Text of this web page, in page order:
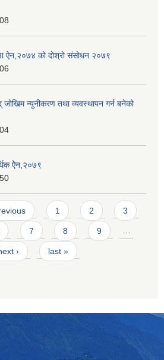
ऐन,२०७४ को दोश्रो संसोधन २०७९
जोखिम न्युनीकरण तथा व्यवस्थापन गर्न बनेको
ऐेन,२०७९
1 2 3
7 8 9 …
› last »